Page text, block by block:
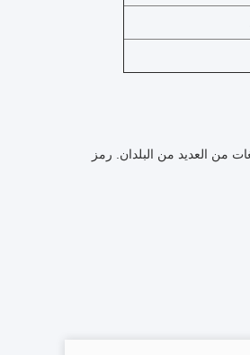
من العديد من البلدان. رمز